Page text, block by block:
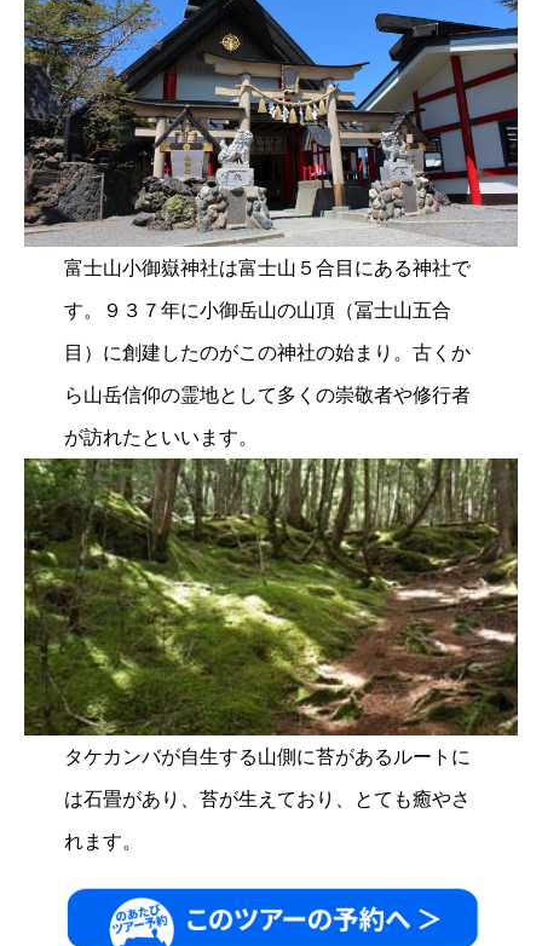
富士山小御嶽神社は富士山５合目にある神社で
す。９３７年に小御岳山の山頂（冨士山五合
目）に創建したのがこの神社の始まり。古くか
ら山岳信仰の霊地として多くの崇敬者や修行者
が訪れたといいます。
タケカンバが自生する山側に苔があるルートに
は石畳があり、苔が生えており、とても癒やさ
れます。